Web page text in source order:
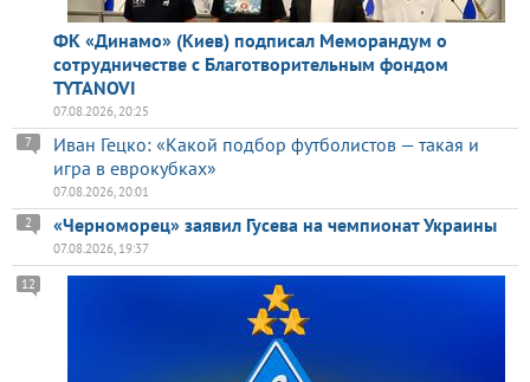
ФК «Динамо» (Киев) подписал Меморандум о
сотрудничестве с Благотворительным фондом
TYTANOVI
07.08.2026, 20:25
Иван Гецко: «Какой подбор футболистов — такая и
игра в еврокубках»
7
07.08.2026, 20:01
«Черноморец» заявил Гусева на чемпионат Украины
2
07.08.2026, 19:37
12